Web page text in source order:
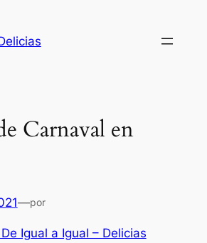
Carnaval en
—por
Igual a Igual – Delicias